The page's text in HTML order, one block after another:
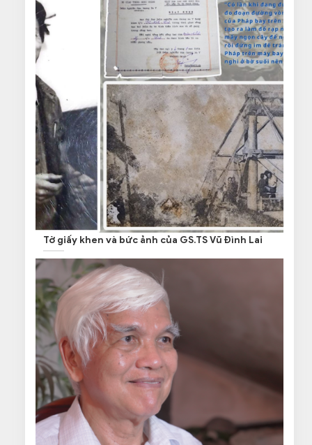
Tờ giấy khen và bức ảnh của GS.TS Vũ Đình Lai